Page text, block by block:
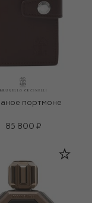
портмоне
85 800 ₽